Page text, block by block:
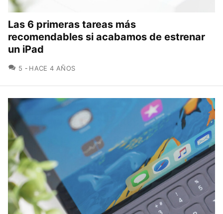
Las 6 primeras tareas más
recomendables si acabamos de estrenar
un iPad
5 COMENTARIOS
HACE 4 AÑOS